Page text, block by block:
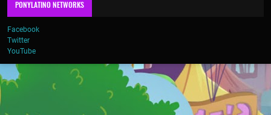
PONYLATINO NETWORKS
Facebook
Twitter
YouTube